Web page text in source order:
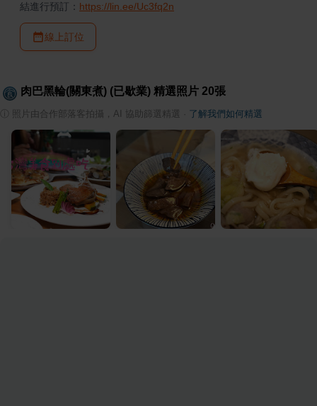
結進行預訂： https://lin.ee/Uc3fq2n
線上訂位
肉巴黑輪(關東煮) (已歇業) 精選照片 20張
照片由合作部落客拍攝，AI 協助篩選精選 了解我們如何精選